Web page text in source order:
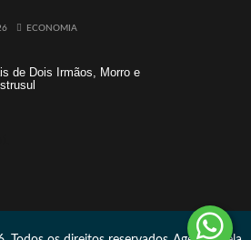
ECONOMIA
de Dois Irmãos, Morro e